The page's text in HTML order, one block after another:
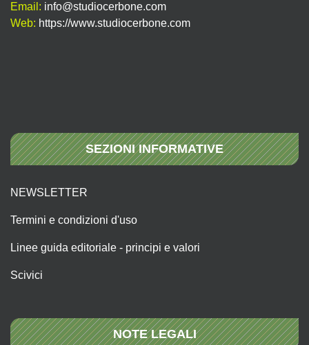
Email: info@studiocerbone.com
Web: https://www.studiocerbone.com
SEZIONI INFORMATIVE
NEWSLETTER
Termini e condizioni d'uso
Linee guida editoriale - principi e valori
Scivici
NOTE LEGALI